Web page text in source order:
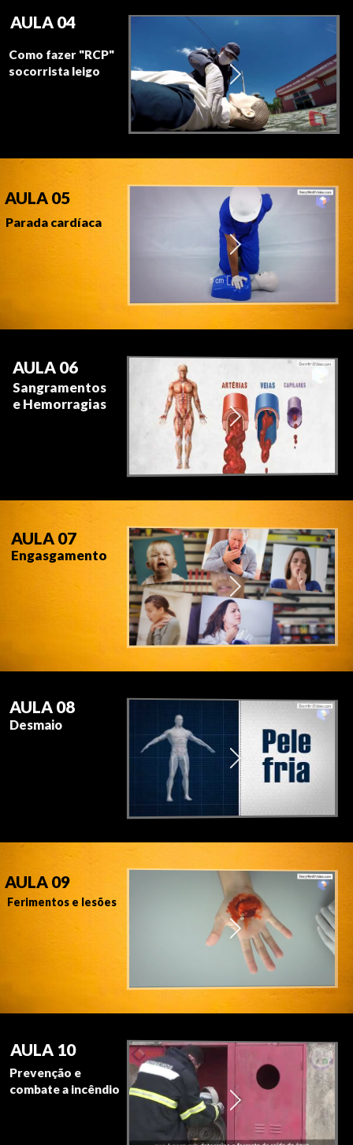
Como fazer "RCP"
socorrista leigo
AULA 04
Parada cardíaca
AULA 05
Sangramentos
e Hemorragias
AULA 06
AULA 07
Engasgamento
Desmaio
AULA 08
Ferimentos e lesões
AULA 09
Prevenção e
combate a incêndio
AULA 10